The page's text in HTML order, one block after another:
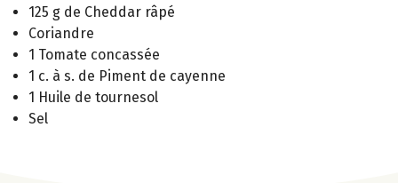
125 g de Cheddar râpé
Coriandre
1 Tomate concassée
1 c. à s. de Piment de cayenne
1 Huile de tournesol
Sel